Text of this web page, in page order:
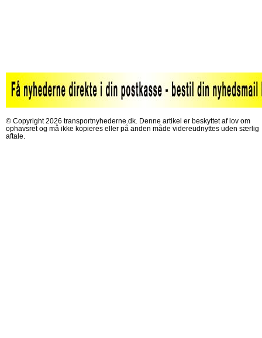
© Copyright 2026 transportnyhederne.dk. Denne artikel er beskyttet af lov om
ophavsret og må ikke kopieres eller på anden måde videreudnyttes uden særlig
aftale.